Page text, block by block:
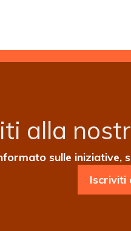
alla
sulle iniziative,
Iscriviti